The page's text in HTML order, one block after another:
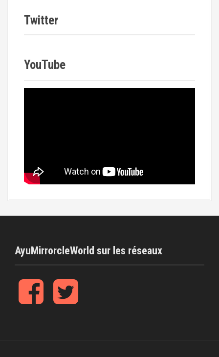
Twitter
YouTube
AyuMirrorcleWorld sur les réseaux
f
t